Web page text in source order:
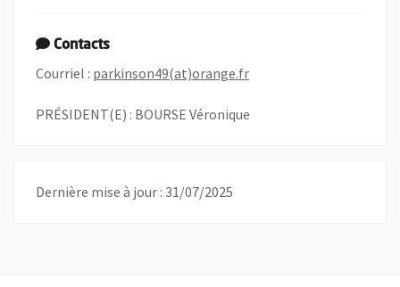
Contacts
Courriel : parkinson49(at)orange.fr, Ouvre une nouvelle
PRÉSIDENT(E) : BOURSE Véronique
Dernière mise à jour : 31/07/2025